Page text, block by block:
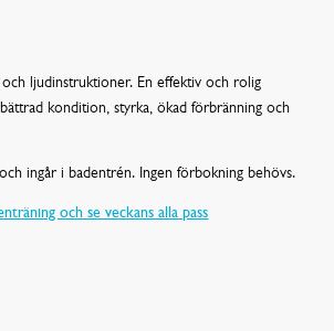
ljudinstruktioner. En effektiv och rolig
kondition, styrka, ökad förbränning och
ingår i badentrén. Ingen förbokning behövs.
och se veckans alla pass